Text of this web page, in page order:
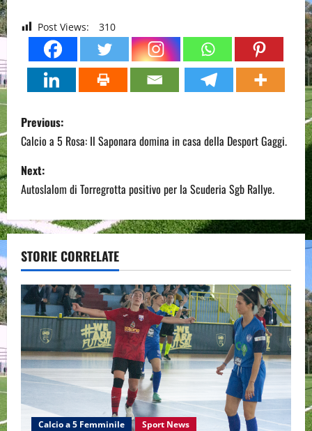
Post Views: 310
P
o
s
t
n
a
v
i
g
a
t
Previous:
Calcio a 5 Rosa: Il Saponara domina in casa della Desport Gaggi.
Next:
Autoslalom di Torregrotta positivo per la Scuderia Sgb Rallye.
STORIE CORRELATE
Calcio a 5 Femminile Sport News